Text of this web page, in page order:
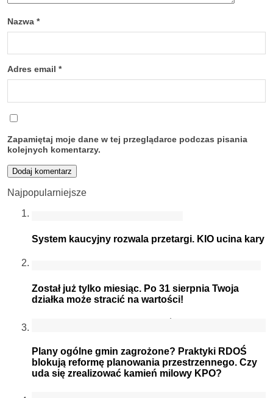
Nazwa *
Adres email *
Zapamiętaj moje dane w tej przeglądarce podczas pisania
kolejnych komentarzy.
Najpopularniejsze
System kaucyjny rozwala przetargi. KIO ucina kary
Został już tylko miesiąc. Po 31 sierpnia Twoja
działka może stracić na wartości!
Plany ogólne gmin zagrożone? Praktyki RDOŚ
blokują reformę planowania przestrzennego. Czy
uda się zrealizować kamień milowy KPO?